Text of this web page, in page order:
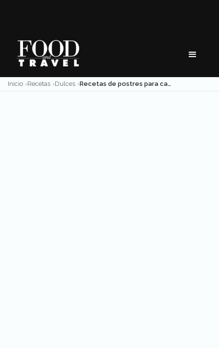
Inicio Recetas Dulces Recetas de postres para cautivar en tus fiestas decembrinas